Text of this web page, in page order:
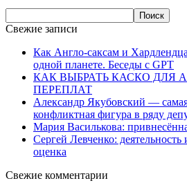
Свежие записи
Как Англо-саксам и
одной планете. Беседы с GPT
КАК ВЫБРАТЬ КАСКО ДЛЯ
ПЕРЕПЛАТ
Александр Якубовский —
конфликтная фигура в ряду
Мария Василькова:
Сергей Левченко:
оценка
Свежие комментарии